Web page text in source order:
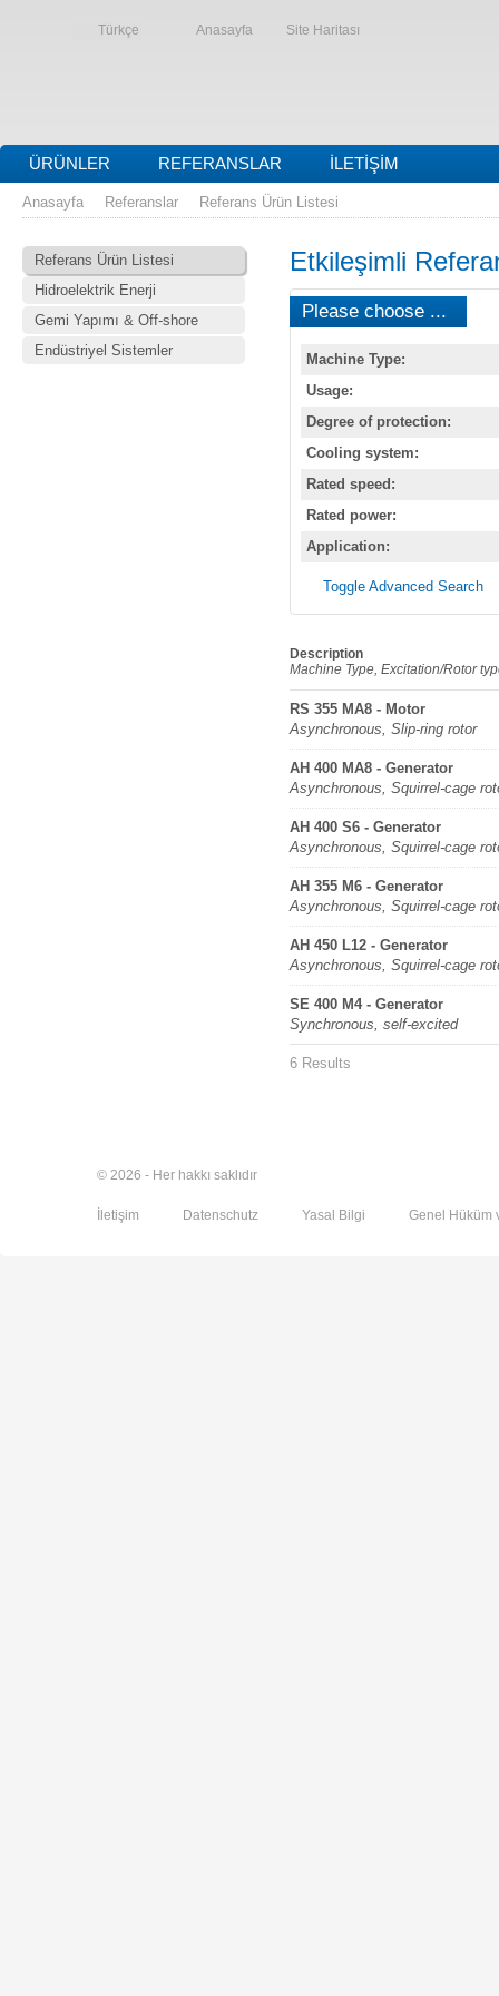
Türkçe Anasayfa Site Haritası
ÜRÜNLER REFERANSLAR İLETIŞIM
Anasayfa Referanslar Referans Ürün Listesi
Referans Ürün Listesi
Hidroelektrik Enerji
Gemi Yapımı & Off-shore
Endüstriyel Sistemler
Etkileşimli
Please choose ...
Machine Type:
Usage:
Degree of protection:
Cooling system:
Rated speed:
Rated power:
Application:
Toggle Advanced Search
Description
Machine Type, Excitation/Rotor
RS 355 MA8 - Motor
Asynchronous, Slip-ring rotor
AH 400 MA8 - Generator
Asynchronous, Squirrel-cage
AH 400 S6 - Generator
Asynchronous, Squirrel-cage
AH 355 M6 - Generator
Asynchronous, Squirrel-cage
AH 450 L12 - Generator
Asynchronous, Squirrel-cage
SE 400 M4 - Generator
Synchronous, self-excited
6 Results
© 2026 - Her hakkı saklıdır
İletişim Datenschutz Yasal Bilgi Genel Hüküm